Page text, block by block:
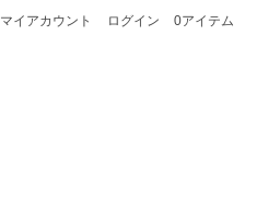
0アイテム
ログイン
マイアカウント